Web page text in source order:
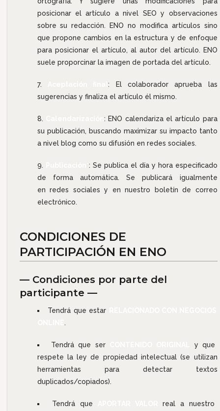
posicionar el artículo a nivel SEO y observaciones
sobre su redacción. ENO no modifica artículos sino
que propone cambios en la estructura y de enfoque
para posicionar el artículo, al autor del artículo. ENO
suele proporcinar la imagen de portada del artículo.
Aceptación final: El colaborador aprueba las
sugerencias y finaliza el artículo él mismo.
: ENO calendariza el artículo para
su publicación, buscando maximizar su impacto tanto
a nivel blog como su difusión en redes sociales.
: Se publica el día y hora especificado
de forma automática. Se publicará igualmente
en redes sociales y en nuestro boletín de correo
electrónico.
CONDICIONES DE
PARTICIPACIÓN EN ENO
— Condiciones por parte del
participante —
Tendrá que estar
.
Tendrá que ser
y que
respete la ley de propiedad intelectual (se utilizan
herramientas para detectar textos
duplicados/copiados).
Tendrá que
real a nuestro